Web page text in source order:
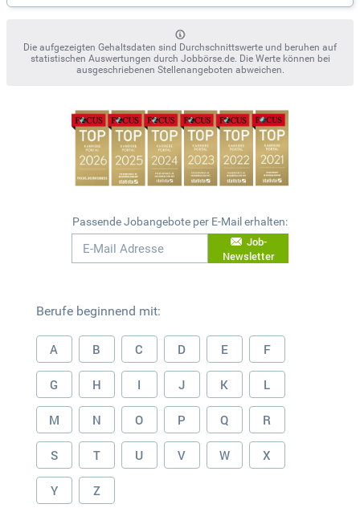
Die aufgezeigten Gehaltsdaten sind Durchschnittswerte und beruhen auf
statistischen Auswertungen durch Jobbörse.de. Die Werte können bei
ausgeschriebenen Stellenangeboten abweichen.
Passende Jobangebote per E-Mail erhalten:
Job-
Newsletter
Berufe beginnend mit:
A B C D E F
G H I J K L
M N O P Q R
S T U V W X
Y Z